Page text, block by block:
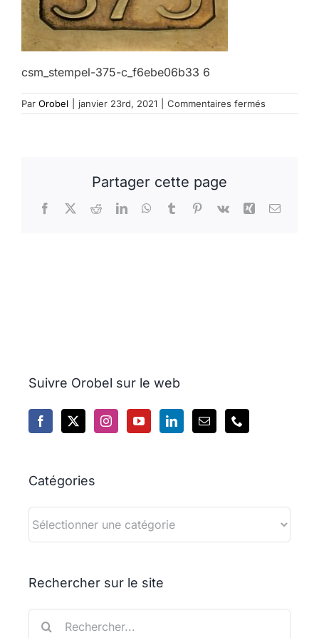
csm_stempel-375-c_f6ebe06b33 6
Par Orobel janvier 23rd, 2021 Commentaires fermés
Partager cette page
Facebook
X RedditLinkedInWhatsApp
TumblrPinterest
Vk Xing Email
Suivre Orobel sur le web
Catégories
Catégories
Rechercher sur le site
Rechercher: